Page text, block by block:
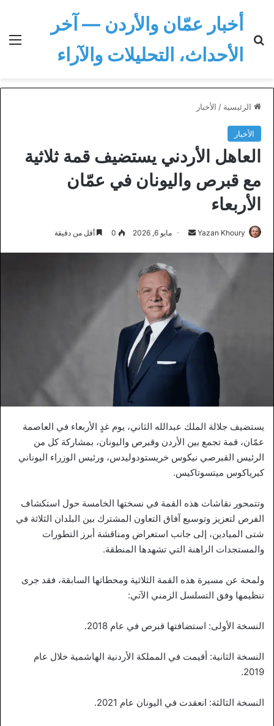
أخبار عمّان والأردن — آخر
الأحداث، التحليلات والآراء
الرئيسية / الأخبار
الأخبار
العاهل الأردني يستضيف قمة ثلاثية
مع قبرص واليونان في عمّان
الأربعاء
Yazan Khoury
أرسل
إلكترونيا
مايو 6, 2026 0 أقل من دقيقة
يستضيف جلالة الملك عبدالله الثاني، يوم غدٍ الأربعاء في العاصمة
عمّان، قمة تجمع بين الأردن وقبرص واليونان، بمشاركة كل من
الرئيس القبرصي نيكوس خريستودوليدس، ورئيس الوزراء اليوناني
كيرياكوس ميتسوتاكيس.
وتتمحور نقاشات هذه القمة في نسختها الخامسة حول استكشاف
الفرص لتعزيز وتوسيع آفاق التعاون المشترك بين البلدان الثلاثة في
شتى الميادين، إلى جانب استعراض ومناقشة أبرز التطورات
والمستجدات الراهنة التي تشهدها المنطقة.
ولمحة عن مسيرة هذه القمة الثلاثية ومحطاتها السابقة، فقد جرى
تنظيمها وفق التسلسل الزمني الآتي:
النسخة الأولى: استضافتها قبرص في عام 2018.
النسخة الثانية: أقيمت في المملكة الأردنية الهاشمية خلال عام
2019.
النسخة الثالثة: انعقدت في اليونان عام 2021.